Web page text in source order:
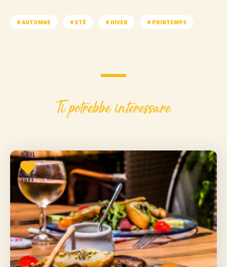
# AUTOMNE # ETÉ # HIVER # PRINTEMPS
Ti potrebbe interessare
5.631
vues